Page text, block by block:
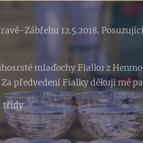
Zábřehu 12.5.2018.
mlaďochy Fialku z
předvedení Fialky děkuji mé
třídy